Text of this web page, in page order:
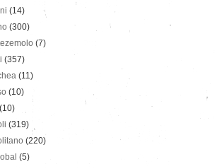
(14)
(300)
(7)
(357)
(11)
(10)
(10)
(319)
(220)
(5)